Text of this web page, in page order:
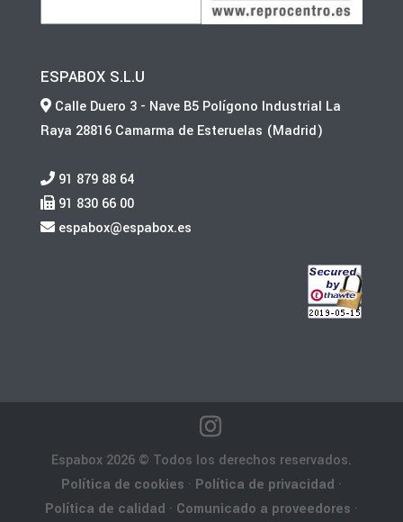
ESPABOX S.L.U
Calle Duero 3 - Nave B5 Polígono Industrial La
Raya 28816 Camarma de Esteruelas (Madrid)
91 879 88 64
91 830 66 00
espabox@espabox.es
Espabox 2026 © Todos los derechos reservados.
Política de cookies · Política de privacidad ·
Política de calidad · Comunicado a proveedores ·